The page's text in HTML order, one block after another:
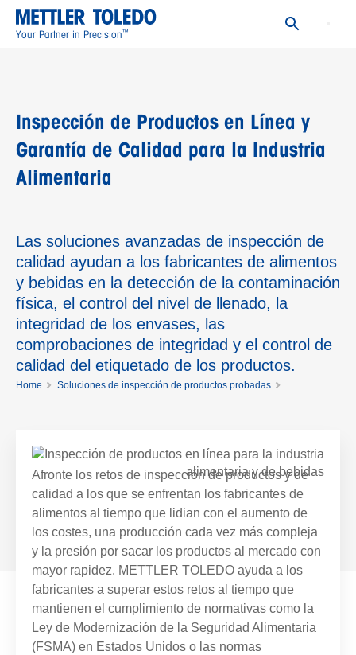
Your Partner in Precision™
Inspección de Productos en Línea y
Garantía de Calidad para la Industria
Alimentaria
Las soluciones avanzadas de inspección de
calidad ayudan a los fabricantes de alimentos
y bebidas en la detección de la contaminación
física, el control del nivel de llenado, la
integridad de los envases, las
comprobaciones de integridad y el control de
calidad del etiquetado de los productos.
Home
Soluciones de inspección de productos probadas
Afronte los retos de inspección de productos y de
calidad a los que se enfrentan los fabricantes de
alimentos al tiempo que lidian con el aumento de
los costes, una producción cada vez más compleja
y la presión por sacar los productos al mercado con
mayor rapidez. METTLER TOLEDO ayuda a los
fabricantes a superar estos retos al tiempo que
mantienen el cumplimiento de normativas como la
Ley de Modernización de la Seguridad Alimentaria
(FSMA) en Estados Unidos o las normas